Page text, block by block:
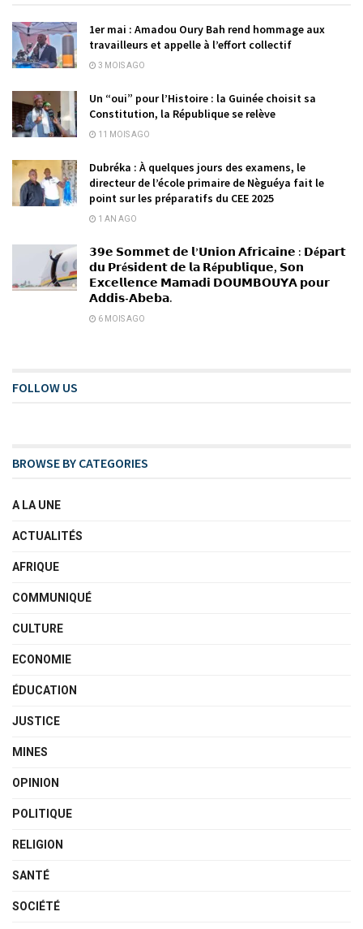
1er mai : Amadou Oury Bah rend hommage aux
travailleurs et appelle à l’effort collectif
3 MOIS AGO
Un “oui” pour l’Histoire : la Guinée choisit sa
Constitution, la République se relève
11 MOIS AGO
Dubréka : À quelques jours des examens, le
directeur de l’école primaire de Nèguéya fait le
point sur les préparatifs du CEE 2025
1 AN AGO
𝟯𝟵𝗲 𝗦𝗼𝗺𝗺𝗲𝘁 𝗱𝗲 𝗹’𝗨𝗻𝗶𝗼𝗻 𝗔𝗳𝗿𝗶𝗰𝗮𝗶𝗻𝗲 : 𝗗é𝗽𝗮𝗿𝘁
𝗱𝘂 𝗣𝗿é𝘀𝗶𝗱𝗲𝗻𝘁 𝗱𝗲 𝗹𝗮 𝗥é𝗽𝘂𝗯𝗹𝗶𝗾𝘂𝗲, 𝗦𝗼𝗻
𝗘𝘅𝗰𝗲𝗹𝗹𝗲𝗻𝗰𝗲 𝗠𝗮𝗺𝗮𝗱𝗶 𝗗𝗢𝗨𝗠𝗕𝗢𝗨𝗬𝗔 𝗽𝗼𝘂𝗿
𝗔𝗱𝗱𝗶𝘀-𝗔𝗯𝗲𝗯𝗮.
6 MOIS AGO
FOLLOW US
BROWSE BY CATEGORIES
A LA UNE
ACTUALITÉS
AFRIQUE
COMMUNIQUÉ
CULTURE
ECONOMIE
ÉDUCATION
JUSTICE
MINES
OPINION
POLITIQUE
RELIGION
SANTÉ
SOCIÉTÉ